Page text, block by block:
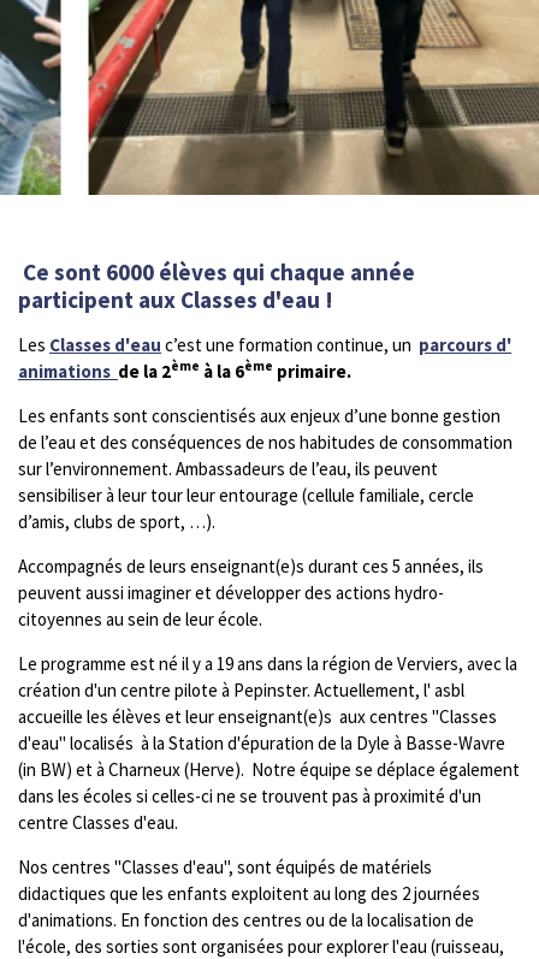
Ce sont 6000 élèves qui chaque année
participent aux Classes d'eau !
Les Classes d'eau c’est une formation continue, un parcours d'
animations de la 2ème à la 6ème primaire.
Les enfants sont conscientisés aux enjeux d’une bonne gestion
de l’eau et des conséquences de nos habitudes de consommation
sur l’environnement. Ambassadeurs de l’eau, ils peuvent
sensibiliser à leur tour leur entourage (cellule familiale, cercle
d’amis, clubs de sport, …).
Accompagnés de leurs enseignant(e)s durant ces 5 années, ils
peuvent aussi imaginer et développer des actions hydro-
citoyennes au sein de leur école.
Le programme est né il y a 19 ans dans la région de Verviers, avec la
création d'un centre pilote à Pepinster. Actuellement, l' asbl
accueille les élèves et leur enseignant(e)s aux centres "Classes
d'eau" localisés à la Station d'épuration de la Dyle à Basse-Wavre
(in BW) et à Charneux (Herve). Notre équipe se déplace également
dans les écoles si celles-ci ne se trouvent pas à proximité d'un
centre Classes d'eau.
Nos centres "Classes d'eau", sont équipés de matériels
didactiques que les enfants exploitent au long des 2 journées
d'animations. En fonction des centres ou de la localisation de
l'école, des sorties sont organisées pour explorer l'eau (ruisseau,